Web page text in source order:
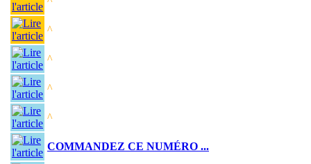
^
^
^
^
COMMANDEZ CE NUMÉRO ...